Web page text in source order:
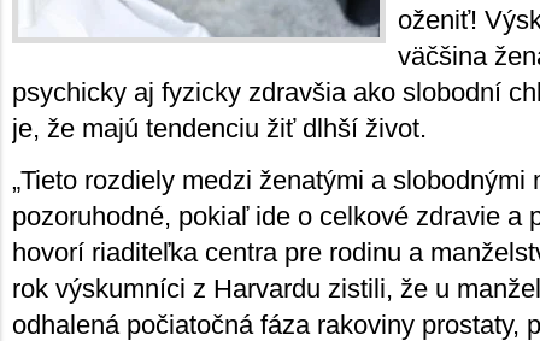
oženiť!
väčšina
psychicky aj fyzicky zdravšia ako slobodní
je, že majú tendenciu žiť dlhší život.
„Tieto rozdiely medzi ženatými a slobodnými
pozoruhodné, pokiaľ ide o celkové zdravie a
hovorí riaditeľka centra pre rodinu a
rok výskumníci z Harvardu zistili, že u
odhalená počiatočná fáza rakoviny prostaty,